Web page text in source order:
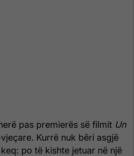
pas premierës së filmit Un
Kurrë nuk bëri asgjë
po të kishte jetuar në një